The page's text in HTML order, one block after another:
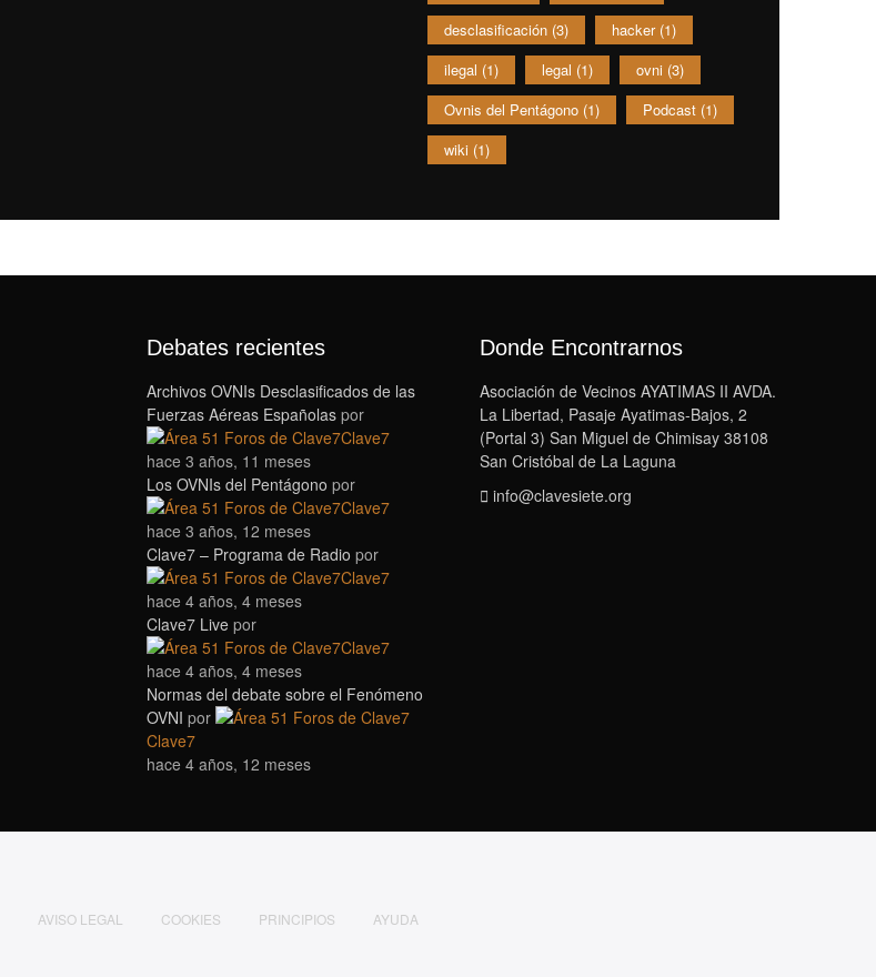
desclasificación (3) hacker(1)
ilegal (1) legal (1) ovni (3)
Ovnis del Pentágono (1) Podcast (1)
wiki (1)
Debates recientes
Archivos OVNIs Desclasificados de las
Fuerzas Aéreas Españolas por
Clave7
hace 3 años, 11 meses
Los OVNIs del Pentágono por
Clave7
hace 3 años, 12 meses
Clave7 – Programa de Radio por
Clave7
hace 4 años, 4 meses
Clave7 Live por
Clave7
hace 4 años, 4 meses
Normas del debate sobre el Fenómeno
OVNI por
Clave7
hace 4 años, 12 meses
Donde Encontrarnos
Asociación de Vecinos AYATIMAS II AVDA.
La Libertad, Pasaje Ayatimas-Bajos, 2
(Portal 3) San Miguel de Chimisay 38108
San Cristóbal de La Laguna
gro.eteisevalc@ofni
AVISO LEGAL COOKIES PRINCIPIOS AYUDA